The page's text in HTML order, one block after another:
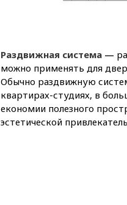
Раздвижная система —
можно применять для
Обычно раздвижную
квартирах-студиях, в
економии полезного
эстетической